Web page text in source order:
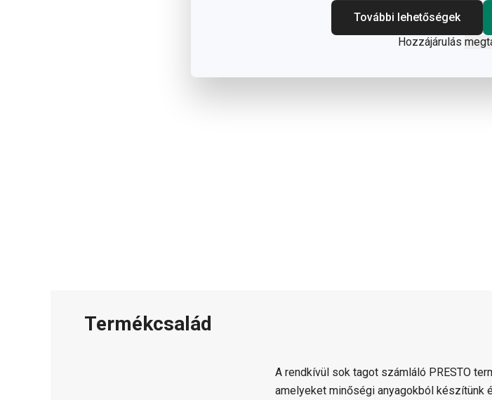
További lehetőségek
Hozzájárulás
Termékcsalád
A rendkívül sok tagot számláló PRESTO
amelyeket minőségi anyagokból készítünk